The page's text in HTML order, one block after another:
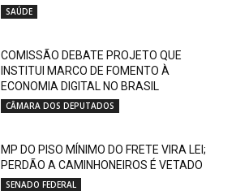
SAÚDE
COMISSÃO DEBATE PROJETO QUE
INSTITUI MARCO DE FOMENTO À
ECONOMIA DIGITAL NO BRASIL
CÂMARA DOS DEPUTADOS
MP DO PISO MÍNIMO DO FRETE VIRA LEI;
PERDÃO A CAMINHONEIROS É VETADO
SENADO FEDERAL